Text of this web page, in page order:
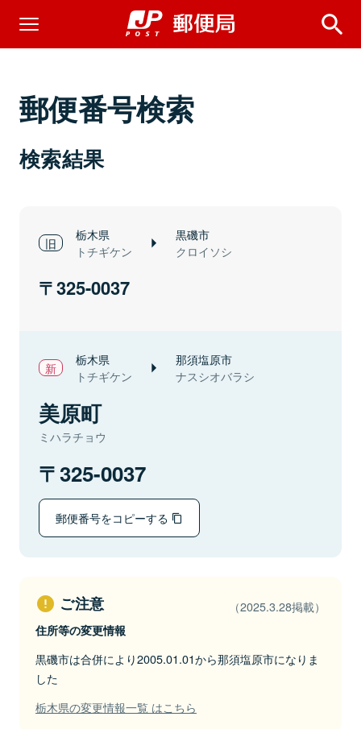
郵便番号検索
検索結果
栃木県
トチギケン
黒磯市
クロイソシ
325-0037
栃木県
トチギケン
那須塩原市
ナスシオバラシ
美原町
ミハラチョウ
325-0037
郵便番号をコピーする
ご注意 （2025.3.28掲載）
住所等の変更情報
黒磯市は合併により2005.01.01から那須塩原市になりま
した
栃木県の変更情報一覧 はこちら